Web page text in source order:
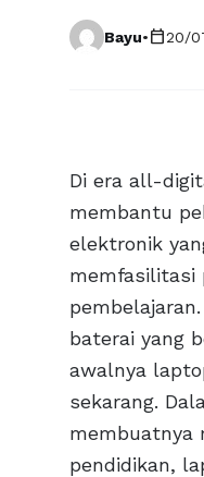
Bayu•calendar_today20/
Di era all-
membantu
elektronik
memfasilitasi
baterai yang
awalnya
sekarang.
membuatnya
pendidikan,